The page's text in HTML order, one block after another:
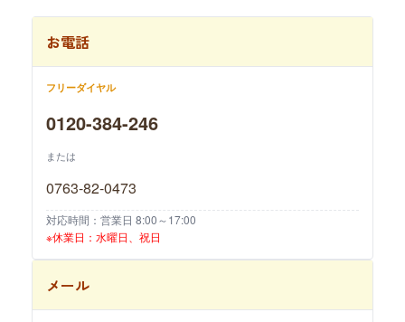
お電話
フリーダイヤル
0120-384-246
または
0763-82-0473
対応時間：営業日 8:00～17:00
※休業日：水曜日、祝日
メール